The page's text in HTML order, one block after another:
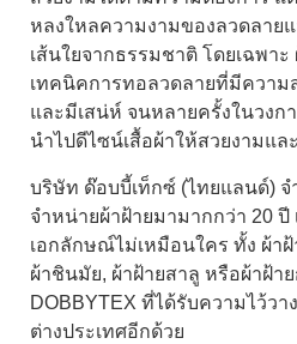
หลงใหลความงามของลวดลาย
เส้นใยจากธรรมชาติ โดยเฉพาะ
เทคนิคการทอลวดลายที่มีความ
และมีเสน่ห์ จนหลายครั้งในวงก
นำไปดีไซน์เสื้อผ้าให้สวยงามแ
บริษัท ด๊อบบี้เท็กซ์ (ไทยแลนด์) จ
จำหน่ายผ้าฝ้ายมามากกว่า 20
เอกลักษณ์ไม่เหมือนใคร ทั้ง ผ้าฝ้
ผ้าชินมัย, ผ้าฝ้ายสาลู หรือผ้าฝ้าย
DOBBYTEX ที่ได้รับความไว้ว
ต่างประเทศอีกด้วย